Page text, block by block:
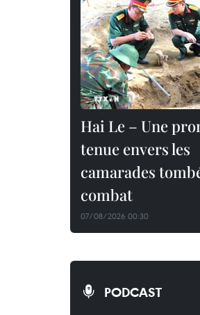
Hai Le – Une
tenue envers les
camarades
combat
07/08/2026 00:30
PODCAST